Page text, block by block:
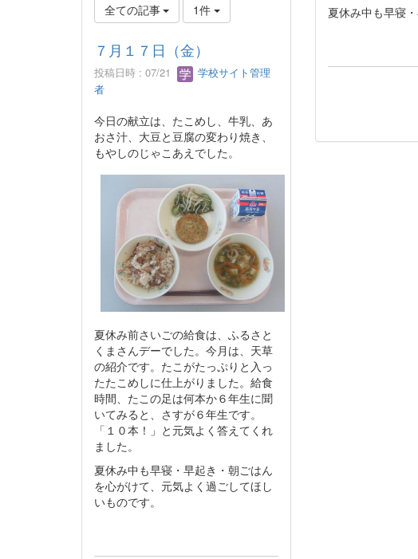
夏休み中も早寝
全ての記事 1件
７月１７日（金）
投稿日時 : 07/21
学校サイト管理
者
今日の献立は、たこめし、牛乳、あ
おさ汁、大豆と豆腐の変わり焼き、
もやしのじゃこあえでした。
夏休み前さいごの給食は、ふるさと
くまさんデーでした。今月は、天草
の紹介です。たこがたっぷりと入っ
たたこめしに仕上がりました。給食
時間、たこの足は何本か６年生に聞
いてみると、さすが６年生です。
「１０本！」と元気よく答えてくれ
ました。
夏休み中も早寝・早起き・朝ごはん
を心がけて、元気よく過ごしてほし
いものです。